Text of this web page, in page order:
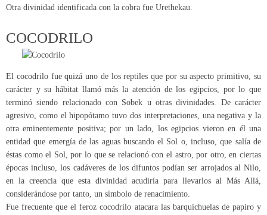
Otra divinidad identificada con la cobra fue Urethekau.
COCODRILO
El cocodrilo fue quizá uno de los reptiles que por su aspecto primitivo, su
carácter y su hábitat llamó más la atención de los egipcios, por lo que
terminó siendo relacionado con Sobek u otras divinidades. De carácter
agresivo, como el hipopótamo tuvo dos interpretaciones, una negativa y la
otra eminentemente positiva; por un lado, los egipcios vieron en él una
entidad que emergía de las aguas buscando el Sol o, incluso, que salía de
éstas como el Sol, por lo que se relacionó con el astro, por otro, en ciertas
épocas incluso, los cadáveres de los difuntos podían ser arrojados al Nilo,
en la creencia que esta divinidad acudiría para llevarlos al Más Allá,
considerándose por tanto, un símbolo de renacimiento.
Fue frecuente que el feroz cocodrilo atacara las barquichuelas de papiro y